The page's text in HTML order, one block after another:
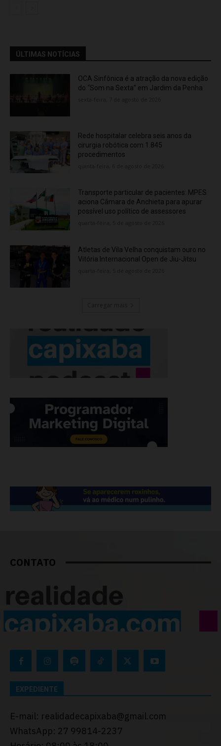
ÚLTIMAS NOTÍCIAS
OCA Sinfônica é a atração da nova edição
do “Som na Sexta” em Jardim da Penha
Rede hospitalar celebra seis anos da
cirurgia robótica com 1.845
procedimentos
Transporte particular de pacientes: MPES
aciona Câmara de Anchieta para apurar
possível uso político de assessores
Atletas de Vila Velha conquistam ouro no
Vitória Internacional Open de Jiu-Jitsu
CONTATO
EXPEDIENTE
E-mail: realidadecapixaba@gmail.com
WhatsApp: 27 99814-2237